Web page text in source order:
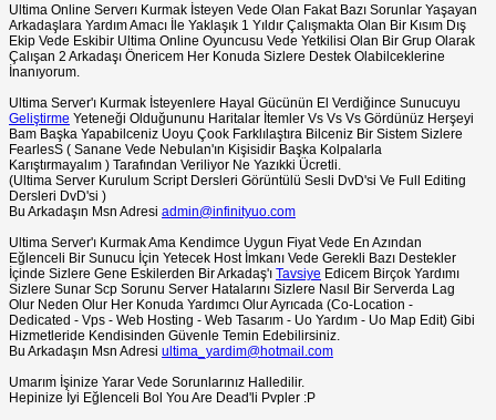
Ultima Online Serverı Kurmak İsteyen Vede Olan Fakat Bazı Sorunlar Yaşayan
Arkadaşlara Yardım Amacı İle Yaklaşık 1 Yıldır Çalışmakta Olan Bir Kısım Dış
Ekip Vede Eskibir Ultima Online Oyuncusu Vede Yetkilisi Olan Bir Grup Olarak
Çalışan 2 Arkadaşı Önericem Her Konuda Sizlere Destek Olabilceklerine
İnanıyorum.
Ultima Server'ı Kurmak İsteyenlere Hayal Gücünün El Verdiğince Sunucuyu
Geliştirme Yeteneği Olduğununu Haritalar İtemler Vs Vs Vs Gördünüz Herşeyi
Bam Başka Yapabilceniz Uoyu Çook Farklılaştıra Bilceniz Bir Sistem Sizlere
FearlesS ( Sanane Vede Nebulan'ın Kişisidir Başka Kolpalarla
Karıştırmayalım ) Tarafından Veriliyor Ne Yazıkki Ücretli.
(Ultima Server Kurulum Script Dersleri Görüntülü Sesli DvD'si Ve Full Editing
Dersleri DvD'si )
Bu Arkadaşın Msn Adresi admin@infinityuo.com
Ultima Server'ı Kurmak Ama Kendimce Uygun Fiyat Vede En Azından
Eğlenceli Bir Sunucu İçin Yetecek Host İmkanı Vede Gerekli Bazı Destekler
İçinde Sizlere Gene Eskilerden Bir Arkadaş'ı Tavsiye Edicem Birçok Yardımı
Sizlere Sunar Scp Sorunu Server Hatalarını Sizlere Nasıl Bir Serverda Lag
Olur Neden Olur Her Konuda Yardımcı Olur Ayrıcada (Co-Location -
Dedicated - Vps - Web Hosting - Web Tasarım - Uo Yardım - Uo Map Edit) Gibi
Hizmetleride Kendisinden Güvenle Temin Edebilirsiniz.
Bu Arkadaşın Msn Adresi ultima_yardim@hotmail.com
Umarım İşinize Yarar Vede Sorunlarınız Halledilir.
Hepinize İyi Eğlenceli Bol You Are Dead'li Pvpler :P